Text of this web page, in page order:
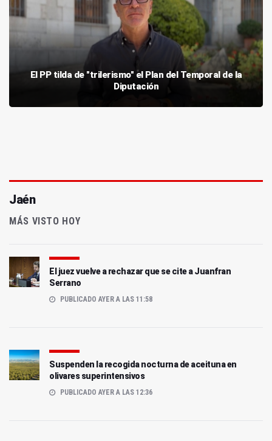
El PP tilda de "trilerismo" el Plan del Temporal de la
Diputación
Jaén
MÁS VISTO HOY
El juez vuelve a rechazar que se cite a Juanfran
Serrano
PUBLICADO AYER A LAS 11:58
Suspenden la recogida nocturna de aceituna en
olivares superintensivos
PUBLICADO AYER A LAS 12:36